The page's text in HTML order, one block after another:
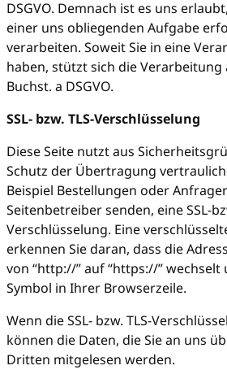
DSGVO. Demnach ist es uns
einer uns obliegenden Aufgabe
verarbeiten. Soweit Sie in eine
haben, stützt sich die Verarbeitung
Buchst. a DSGVO.
SSL- bzw. TLS-Verschlüsselung
Diese Seite nutzt aus
Schutz der Übertragung
Beispiel Bestellungen oder
Seitenbetreiber senden, eine SSL-
Verschlüsselung. Eine
erkennen Sie daran, dass die
von “http://” auf “https://” wechselt
Symbol in Ihrer Browserzeile.
Wenn die SSL- bzw. TLS-
können die Daten, die Sie an uns
Dritten mitgelesen werden.